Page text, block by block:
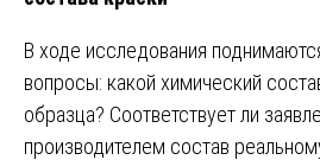
В ходе исследования
вопросы: какой химический
образца? Соответствует ли
производителем состав